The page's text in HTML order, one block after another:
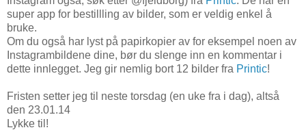
super app for bestillling av bilder, som er veldig enkel å
bruke.
Om du også har lyst på papirkopier av for eksempel noen av
Instagrambildene dine, bør du slenge inn en kommentar i
dette innlegget. Jeg gir nemlig bort 12 bilder fra Printic!
Fristen setter jeg til neste torsdag (en uke fra i dag), altså
den 23.01.14
Lykke til!